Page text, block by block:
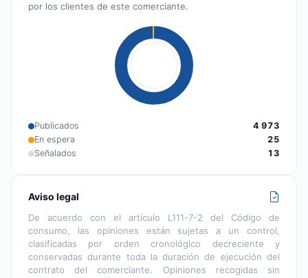
por los clientes de este comerciante.
Publicados
4 973
En espera
25
Señalados
13
Aviso legal
De acuerdo con el artículo L111-7-2 del Código de
consumo, las opiniones están sujetas a un control,
clasificadas por orden cronológico decreciente y
conservadas durante toda la duración de ejecución del
contrato del comerciante. Opiniones recogidas sin